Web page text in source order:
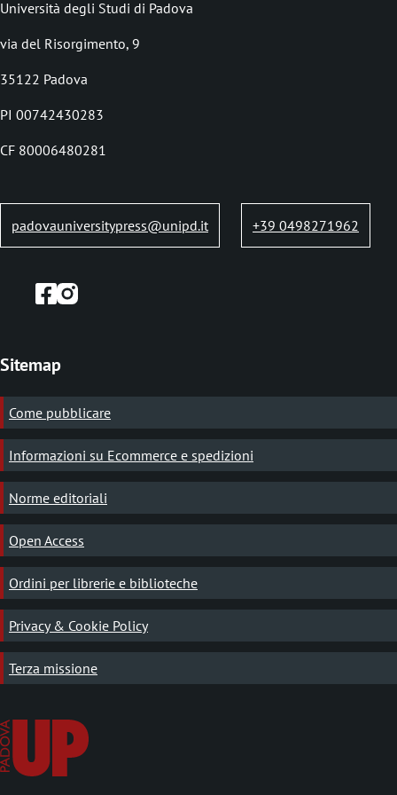
c
u
m
b
Università degli Studi di Padova
via del Risorgimento, 9
35122 Padova
PI 00742430283
CF 80006480281
padovauniversitypress@unipd.it +39 0498271962
Sitemap
Come pubblicare
Informazioni su Ecommerce e spedizioni
Norme editoriali
Open Access
Ordini per librerie e biblioteche
Privacy & Cookie Policy
Terza missione